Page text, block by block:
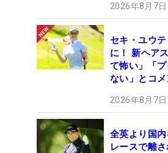
2026年8月7
セキ・ユウ
に！ 新ヘア
て怖い」「
ない」とコメ
2026年8月7
全英より国
レースで離